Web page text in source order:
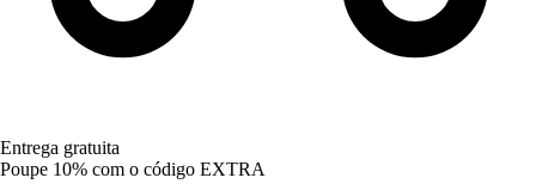
Entrega gratuita
Poupe 10% com o código EXTRA